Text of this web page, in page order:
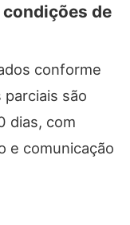
de
conforme
são
dias, com
e comunicação